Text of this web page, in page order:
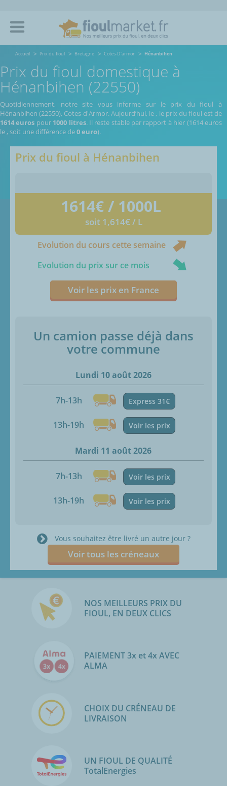
Accueil Prix du fioul Bretagne Cotes-D'armor Hénanbihen
Prix du fioul domestique à
Hénanbihen (22550)
Quotidiennement, notre site vous informe sur le prix du fioul à
Hénanbihen (22550), Cotes-d'Armor.Aujourd’hui, le , le prix du fioul est de
1614 euros pour 1000 litres. Il reste stable par rapport à hier (1614 euros
le , soit une différence de0 euro).
Prix du fioul à Hénanbihen
1614€ / 1000L
soit 1,614€ / L
Evolution du cours cette semaine
Evolution du prix sur ce mois
Voir les prix en France
Un camion passe déjà dans
votre commune
Lundi 10 août 2026
7h-13h Express 31€
13h-19h Voir les prix
Mardi 11 août 2026
7h-13h Voir les prix
13h-19h Voir les prix
Vous souhaitez être livré un autre jour ?
Voir tous les créneaux
NOS MEILLEURS PRIX DU
FIOUL, EN DEUX CLICS
PAIEMENT 3x et 4x AVEC
ALMA
CHOIX DU CRÉNEAU DE
LIVRAISON
UN FIOUL DE QUALITÉ
TotalEnergies